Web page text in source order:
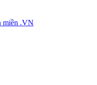
miền .VN